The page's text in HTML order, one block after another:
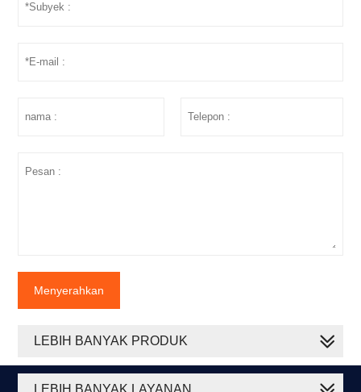
Menyerahkan
LEBIH BANYAK PRODUK
LEBIH BANYAK LAYANAN